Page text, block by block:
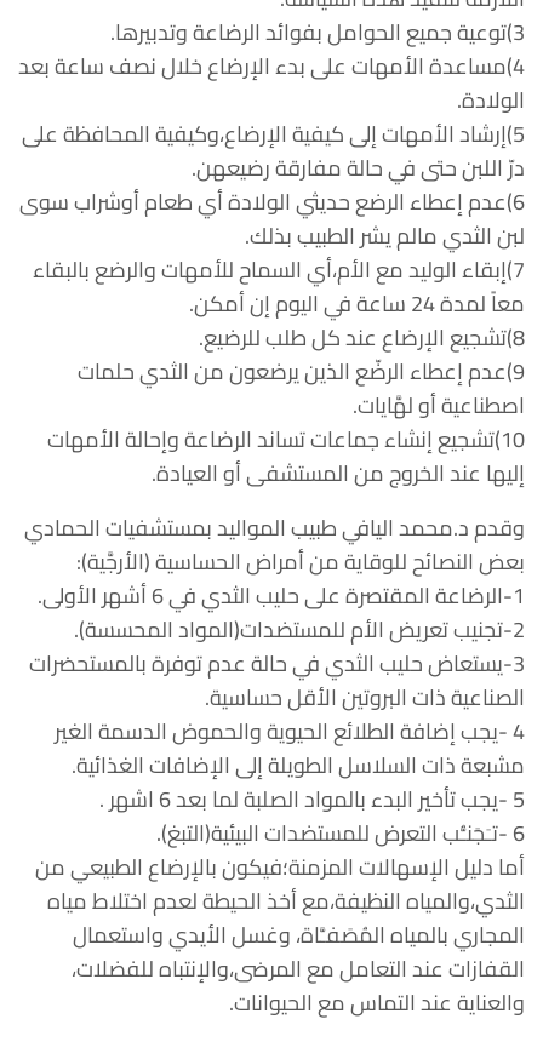
3)توعية جميع الحوامل بفوائد الرضاعة وتدبيرها.
4)مساعدة الأمهات على بدء الإرضاع خلال نصف ساعة بعد
الولادة.
5)إرشاد الأمهات إلى كيفية الإرضاع،وكيفية المحافظة على
درّ اللبن حتى في حالة مفارقة رضيعهن.
6)عدم إعطاء الرضع حديثي الولادة أي طعام أوشراب سوى
لبن الثدي مالم يشر الطبيب بذلك.
7)إبقاء الوليد مع الأم،أي السماح للأمهات والرضع بالبقاء
معاً لمدة 24 ساعة في اليوم إن أمكن.
8)تشجيع الإرضاع عند كل طلب للرضيع.
9)عدم إعطاء الرضّع الذين يرضعون من الثدي حلمات
اصطناعية أو لهَّايات.
10)تشجيع إنشاء جماعات تساند الرضاعة وإحالة الأمهات
إليها عند الخروج من المستشفى أو العيادة.
وقدم د.محمد اليافي طبيب المواليد بمستشفيات الحمادي
بعض النصائح للوقاية من أمراض الحساسية (الأرجَّية):
1-الرضاعة المقتصرة على حليب الثدي في 6 أشهر الأولى.
2-تجنيب تعريض الأم للمستضدات(المواد المحسسة).
3-يستعاض حليب الثدي في حالة عدم توفرة بالمستحضرات
الصناعية ذات البروتين الأقل حساسية.
4 -يجب إضافة الطلائع الحيوية والحموض الدسمة الغير
مشبعة ذات السلاسل الطويلة إلى الإضافات الغذائية.
5 -يجب تأخير البدء بالمواد الصلبة لما بعد 6 اشهر .
6 -تـَجَنـُّب التعرض للمستضدات البيئية(التبغ).
أما دليل الإسهالات المزمنة؛فيكون بالإرضاع الطبيعي من
الثدي،والمياه النظيفة،مع أخذ الحيطة لعدم اختلاط مياه
المجاري بالمياه المُصَفـَّاة، وغسل الأيدي واستعمال
القفازات عند التعامل مع المرضى،والإنتباه للفضلات،
والعناية عند التماس مع الحيوانات.